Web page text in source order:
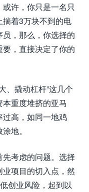
许，你只是一名只
着3万块不到的电
，那么，你选择的
，直接决定了你的
、撬动杠杆”这几个
重度堆挤的亚马
高，如同一地鸡
地。
考虑的问题。选择
项目的切入点，然
创业风险，起到以